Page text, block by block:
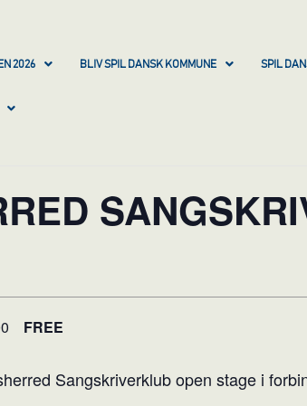
2026 BLIV SPIL DANSK KOMMUNE SPIL
FREE
Sangskriverklub open stage i